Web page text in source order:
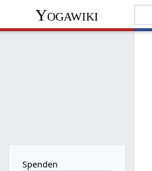
Yogawiki
Spenden